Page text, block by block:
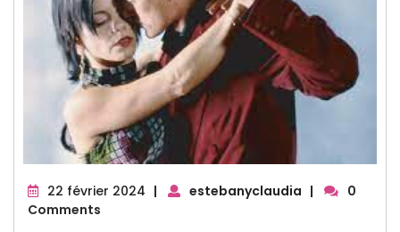
22 février 2024 22
| estebanyclaudia |
0
Comments